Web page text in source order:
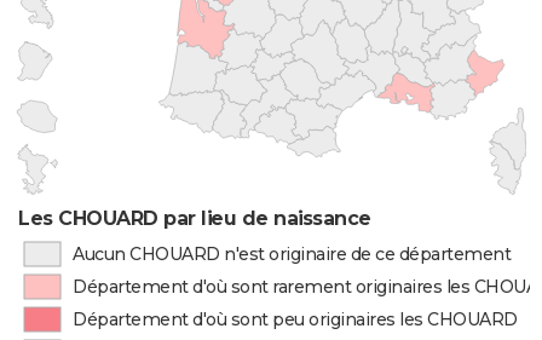
Les CHOUARD par lieu de naissance
Aucun CHOUARD n'est originaire de ce département
Département d'où sont rarement originaires les
Département d'où sont peu originaires les CHOUARD